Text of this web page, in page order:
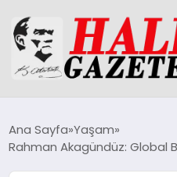
Ana Sayfa Yaşam
Rahman Akagündüz: Global